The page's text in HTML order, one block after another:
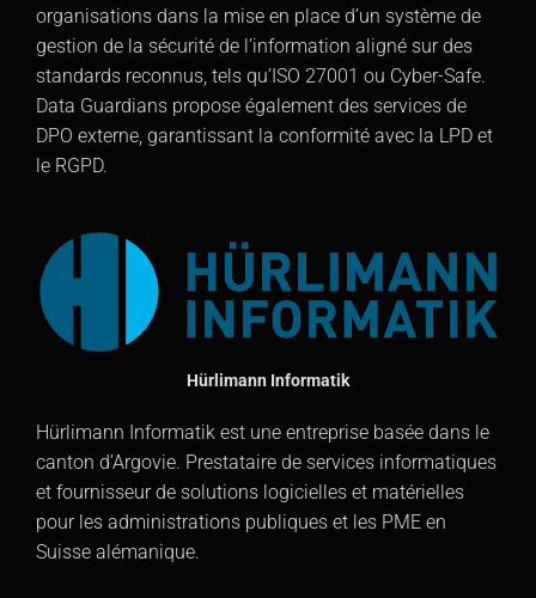
organisations dans la mise en place d’un système de
gestion de la sécurité de l’information aligné sur des
standards reconnus, tels qu’ISO 27001 ou Cyber-Safe.
Data Guardians propose également des services de
DPO externe, garantissant la conformité avec la LPD et
le RGPD.
Hürlimann Informatik
Hürlimann Informatik est une entreprise basée dans le
canton d’Argovie. Prestataire de services informatiques
et fournisseur de solutions logicielles et matérielles
pour les administrations publiques et les PME en
Suisse alémanique.